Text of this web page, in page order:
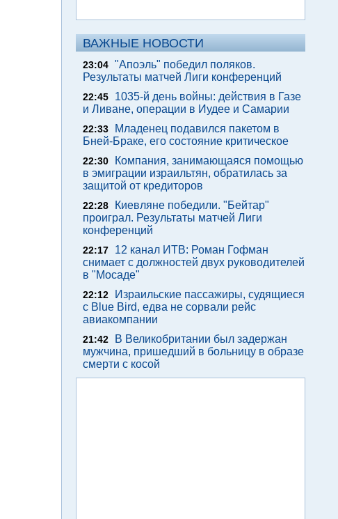
ВАЖНЫЕ НОВОСТИ
23:04 "Апоэль" победил поляков.
Результаты матчей Лиги конференций
22:45
1035-й день войны: действия в Газе
и Ливане, операции в Иудее и Самарии
22:33
Младенец подавился пакетом в
Бней-Браке, его состояние критическое
22:30
Компания, занимающаяся помощью
в эмиграции израильтян, обратилась за
защитой от кредиторов
22:28
Киевляне победили. "Бейтар"
проиграл. Результаты матчей Лиги
конференций
22:17
12 канал ИТВ: Роман Гофман
снимает с должностей двух руководителей
в "Мосаде"
22:12
Израильские пассажиры, судящиеся
с Blue Bird, едва не сорвали рейс
авиакомпании
21:42
В Великобритании был задержан
мужчина, пришедший в больницу в образе
смерти с косой